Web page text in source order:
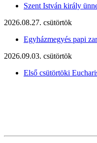
Szent István király
2026.08.27. csütörtök
Egyházmegyés papi
2026.09.03. csütörtök
Első csütörtöki